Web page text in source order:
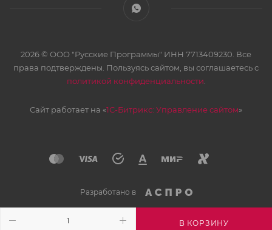
В КОРЗИНУ
2026 © ООО "Русские Программы" ИНН 7713409230. Все
права подтверждены. Пользуясь сайтом, вы соглашаетесь с
политикой конфиденциальности
Сайт работает на «1С-Битрикс: Управление сайтом»
Разработано в